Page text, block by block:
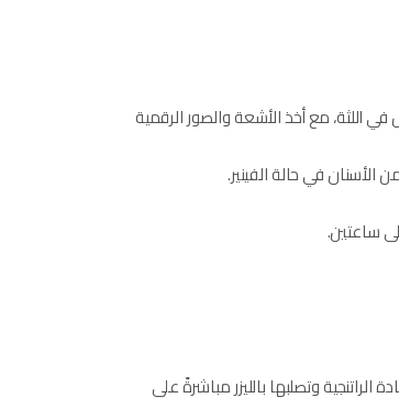
مع أخذ الأشعة والصور الرقمية
في حالة الفينير.
وتصلبها بالليزر مباشرةً على